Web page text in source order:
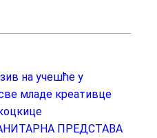
на учешће у
младе креативце
ПРЕДСТАВА